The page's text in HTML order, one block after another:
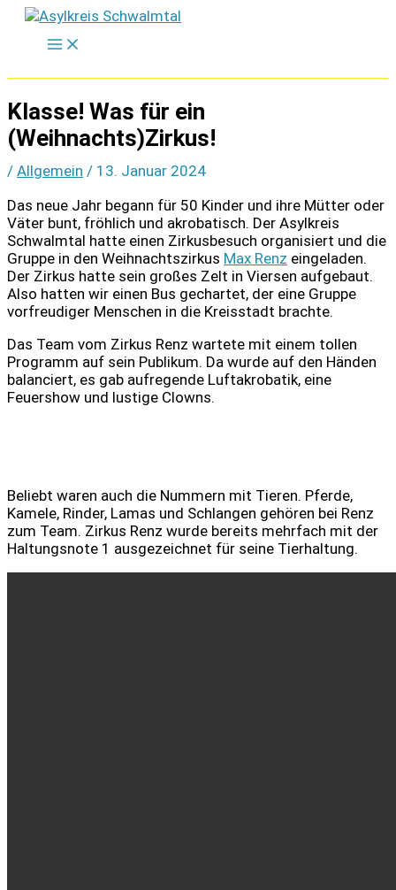
Zum
springen
Klasse! Was für ein
(Weihnachts)Zirkus!
/ Allgemein / 13. Januar 2024
Das neue Jahr begann für 50 Kinder und ihre Mütter oder
Väter bunt, fröhlich und akrobatisch. Der Asylkreis
Schwalmtal hatte einen Zirkusbesuch organisiert und die
Gruppe in den Weihnachtszirkus Max Renz eingeladen.
Der Zirkus hatte sein großes Zelt in Viersen aufgebaut.
Also hatten wir einen Bus gechartet, der eine Gruppe
vorfreudiger Menschen in die Kreisstadt brachte.
Das Team vom Zirkus Renz wartete mit einem tollen
Programm auf sein Publikum. Da wurde auf den Händen
balanciert, es gab aufregende Luftakrobatik, eine
Feuershow und lustige Clowns.
Beliebt waren auch die Nummern mit Tieren. Pferde,
Kamele, Rinder, Lamas und Schlangen gehören bei Renz
zum Team. Zirkus Renz wurde bereits mehrfach mit der
Haltungsnote 1 ausgezeichnet für seine Tierhaltung.